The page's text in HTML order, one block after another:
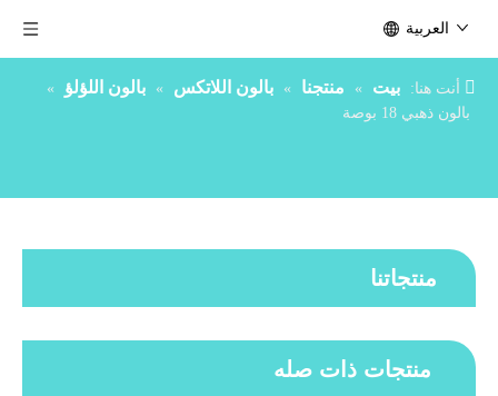
العربية
أنت هنا: بيت » منتجنا » بالون اللاتكس » بالون اللؤلؤ
»
بالون ذهبي 18 بوصة
منتجاتنا
منتجات ذات صله